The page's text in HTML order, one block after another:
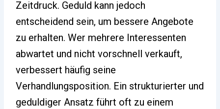
Zeitdruck. Geduld kann jedoch
entscheidend sein, um bessere Angebote
zu erhalten. Wer mehrere Interessenten
abwartet und nicht vorschnell verkauft,
verbessert häufig seine
Verhandlungsposition. Ein strukturierter und
geduldiger Ansatz führt oft zu einem